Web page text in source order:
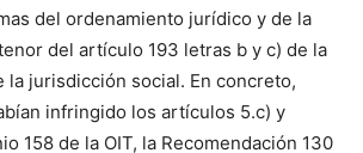
del ordenamiento jurídico y de la
del artículo 193 letras b y c) de la
la jurisdicción social. En concreto,
infringido los artículos 5.c) y
158 de la OIT, la Recomendación 130